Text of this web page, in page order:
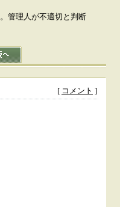
管理人が不適切と判断
[ コメント ]